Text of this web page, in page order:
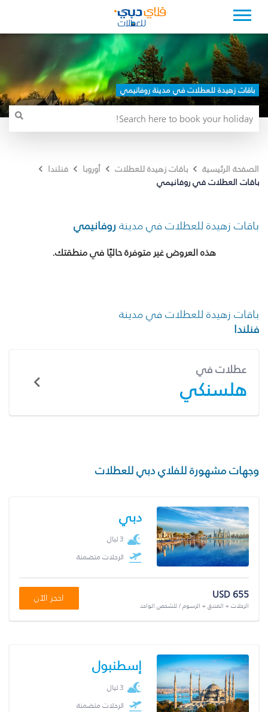
باقات زهيدة للعطلات في مدينة روفانيمي
الصفحة الرئيسية باقات زهيدة للعطلات أوروبا
فنلندا
باقات العطلات في روفانيمي
باقات زهيدة للعطلات في مدينة روفانيمي
هذه العروض غير متوفرة حاليًا في منطقتك.
باقات زهيدة للعطلات في مدينة
فنلندا
عطلات في
هلسنكي
وجهات مشهورة للفلاي دبي للعطلات
دبي
3 ليال
الرحلات متضمنة
USD 655
الرحلات + الفندق + الرسوم / للشخص الواحد
احجز الآن
إسطنبول
3 ليال
الرحلات متضمنة